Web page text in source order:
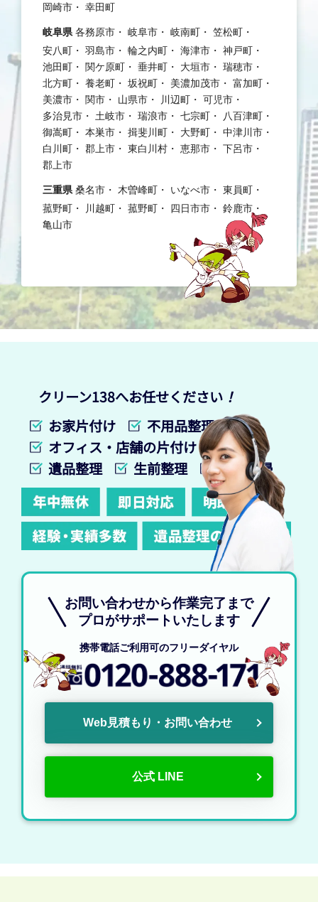
岡崎市
幸田町
岐阜県 各務原市 岐阜市 岐南町
笠松町
安八町
羽島市 輪之内町 海津市
神戸町
池田町
関ケ原町 垂井町 大垣市
瑞穂市
北方町
養老町 坂祝町 美濃加茂市
富加町
美濃市
関市 山県市 川辺町
可児市
多治見市
土岐市 瑞浪市 七宗町
八百津町
御嵩町
本巣市 揖斐川町 大野町
中津川市
白川町
郡上市 東白川村 恵那市
下呂市
郡上市
三重県 桑名市 木曽峰町 いなべ市
東員町
菰野町
川越町 菰野町 四日市市
鈴鹿市
亀山市
クリーン138へお任せください ！
お家片付け
不用品整理
オフィス・店舗の片付け
遺品整理
生前整理 特殊清掃
お問い合わせから作業完了まで
プロがサポートいたします
携帯電話ご利用可のフリーダイヤル
Web見積もり・お問い合わせ
公式 LINE